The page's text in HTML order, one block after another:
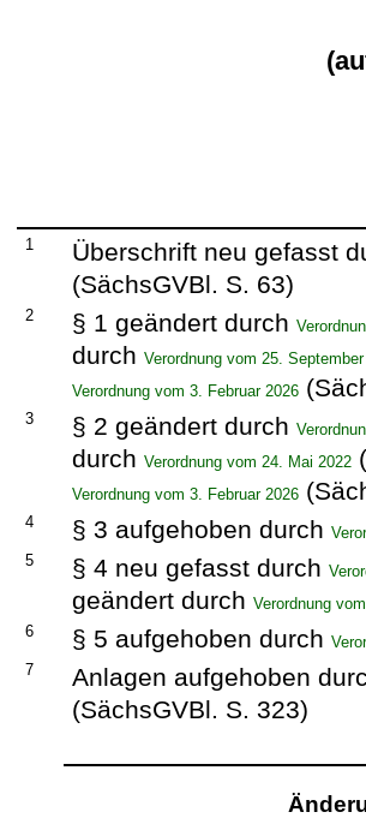
1
Überschrift neu gefasst
(SächsGVBl. S. 63)
2 § 1 geändert durch
durchVerordnung vom 25.
Verordnung vom 3. Februar 2026
3 § 2 geändert durch
durchVerordnung vom 24. Mai 2022
Verordnung vom 3. Februar 2026
4 § 3 aufgehoben durch
5
§ 4 neu gefasst durch
geändert durchVerordnung
6
§ 5 aufgehoben durch
7
Anlagen aufgehoben
(SächsGVBl. S. 323)